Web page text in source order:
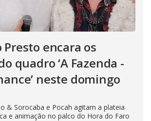
Presto encara os
quadro ‘A Fazenda -
neste domingo
& Sorocaba e Pocah agitam a plateia
e animação no palco do Hora do Faro